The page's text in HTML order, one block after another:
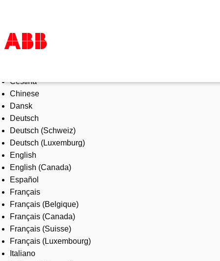
Produkte und Leistungen
Branchenlösungen
Service
Über uns
Vertriebspartner finden
Kontakt
Karriere
Čeština
Chinese
Dansk
Deutsch
Deutsch (Schweiz)
Deutsch (Luxemburg)
English
English (Canada)
Español
Français
Français (Belgique)
Français (Canada)
Français (Suisse)
Français (Luxembourg)
Italiano